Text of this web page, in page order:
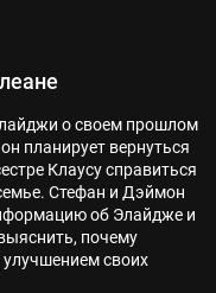
о своем прошлом
планирует вернуться
Клаусу справиться
Стефан и Дэймон
об Элайдже и
почему
своих